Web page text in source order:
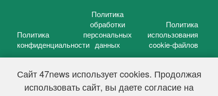
Сайт 47news использует cookies. Продолжая
использовать сайт, вы даете согласие на
Политика
конфиденциальности
Политика
обработки
персональных
данных
Политика
использования
cookie-файлов
47 новостей (47 news)2005 — 2026 г.